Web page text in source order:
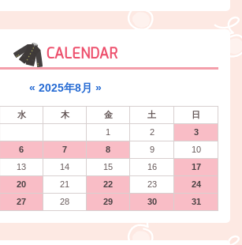
CALENDAR
« 2025年8月 »
水 木 金 土
日
1
2
3
6 7 8 9
10
13 14 15 16
17
20 21 22 23
24
27 28 29 30 31